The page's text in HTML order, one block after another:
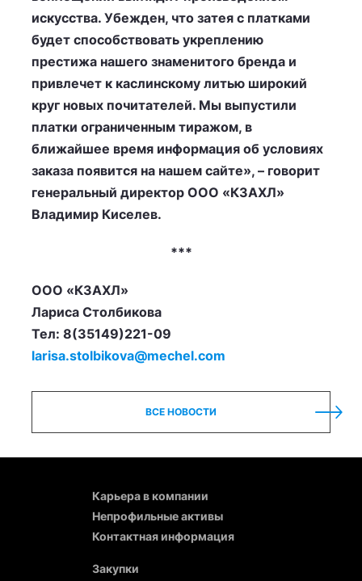
искусства. Убежден, что затея с платками
будет способствовать укреплению
престижа нашего знаменитого бренда и
привлечет к каслинскому литью широкий
круг новых почитателей. Мы выпустили
платки ограниченным тиражом, в
ближайшее время информация об условиях
заказа появится на нашем сайте», – говорит
генеральный директор ООО «КЗАХЛ»
Владимир Киселев.
***
ООО «КЗАХЛ»
Лариса Столбикова
Тел: 8(35149)221-09
larisa.stolbikova@mechel.com
ВСЕ НОВОСТИ
Карьера в компании
Непрофильные активы
Контактная информация
Закупки